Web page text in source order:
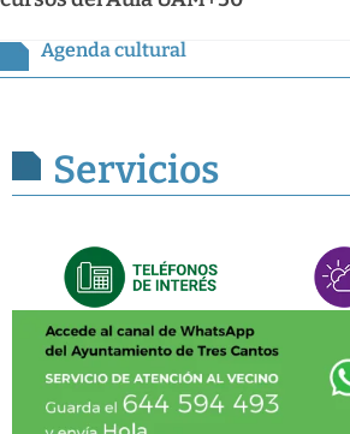
Agenda cultural
Servicios